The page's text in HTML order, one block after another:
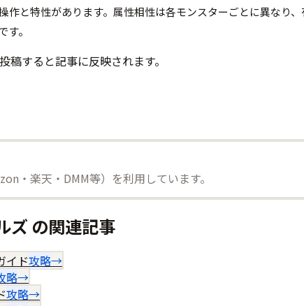
作と特性があります。属性相性は各モンスターごとに異な
。
すると記事に反映されます。
・楽天・DMM等）を利用しています。
ズの関連記事
イド攻略→
略→
攻略→